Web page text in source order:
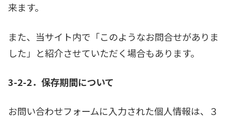
来ます。
また、当サイト内で「このようなお問合せがありま
した」と紹介させていただく場合もあります。
3-2-2．保存期間について
お問い合わせフォームに入力された個人情報は、３